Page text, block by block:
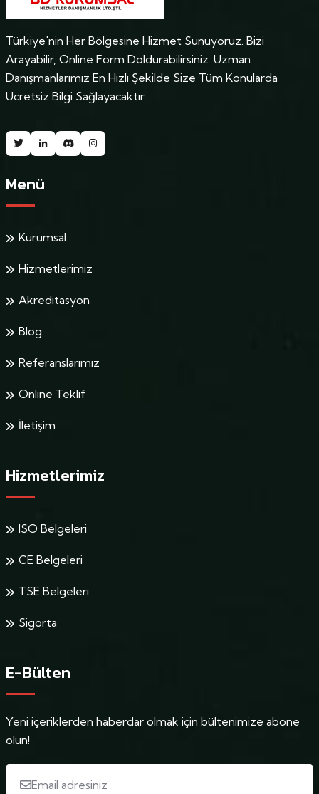
Türkiye'nin Her Bölgesine Hizmet Sunuyoruz. Bizi
Arayabilir, Online Form Doldurabilirsiniz. Uzman
Danışmanlarımız En Hızlı Şekilde Size Tüm Konularda
Ücretsiz Bilgi Sağlayacaktır.
Menü
Kurumsal
Hizmetlerimiz
Akreditasyon
Blog
Referanslarımız
Online Teklif
İletişim
Hizmetlerimiz
ISO Belgeleri
CE Belgeleri
TSE Belgeleri
Sigorta
E-Bülten
Yeni içeriklerden haberdar olmak için bültenimize abone
olun!